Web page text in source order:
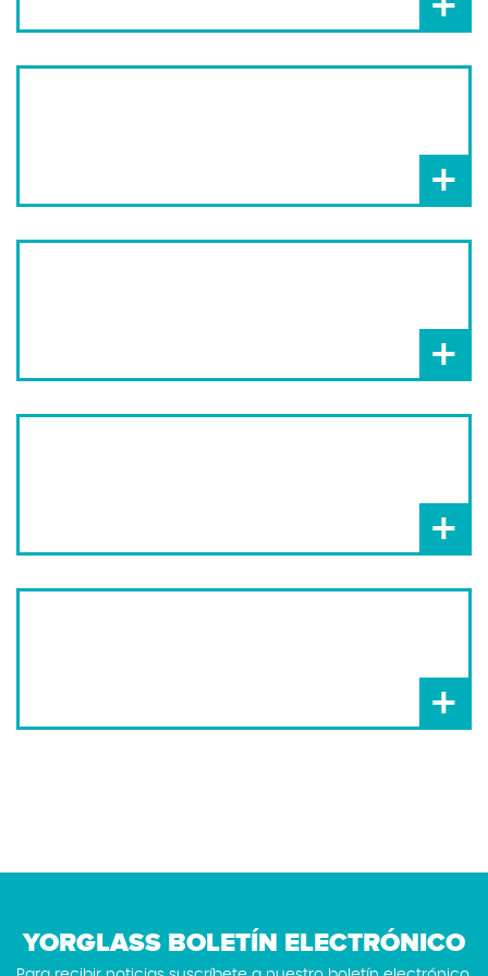
+
+
+
+
YORGLASS BOLETÍN ELECTRÓNICO